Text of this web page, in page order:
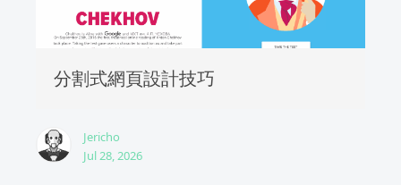
分割式網頁設計技巧
Jericho
Jul 28, 2026